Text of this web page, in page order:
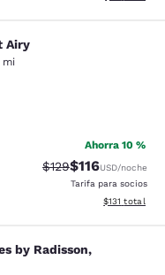
Airy
mi
Excelente. 2194 reseñas
Ahorra 10 %
Precio tachado:
$129Precio con
$116USD/noche
Tarifa para socios
Ver detalles
$131 total
Radisson,
by Radisson,